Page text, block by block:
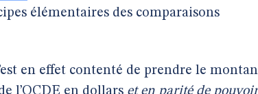
élémentaires des comparaisons
en effet contenté de prendre le
l’OCDE en dollars et en parité de pouvoir